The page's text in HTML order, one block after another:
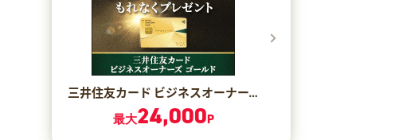
三井住友カード ビジネスオーナーズ ゴールド（カード発行）
最大24,000P